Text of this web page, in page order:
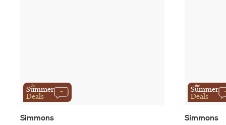
the
Summer
Deals
Simmons
the
Summer
Deals
Simmons